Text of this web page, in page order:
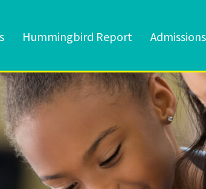
Hummingbird Report Admissions